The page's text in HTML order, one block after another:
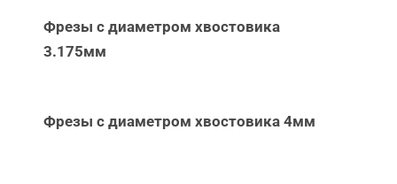
Фрезы с диаметром хвостовика
3.175мм
Фрезы с диаметром хвостовика 4мм